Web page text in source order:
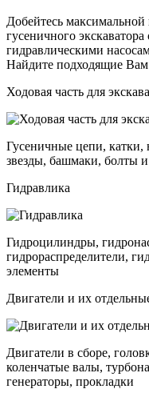
Добейтесь
гусеничного
гидравлическими
Найдите подходящие Вам
Ходовая часть для
Гусеничные цепи, катки,
звезды, башмаки, болты
Гидравлика
Гидроцилиндры,
гидрораспределители,
элементы
Двигатели и их
Двигатели в сборе,
коленчатые валы,
генераторы, прокладки